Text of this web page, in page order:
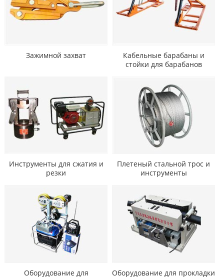
Зажимной захват
Кабельные барабаны и
стойки для барабанов
Инструменты для сжатия и
резки
Плетеный стальной трос и
инструменты
Оборудование для
Оборудование для прокладки